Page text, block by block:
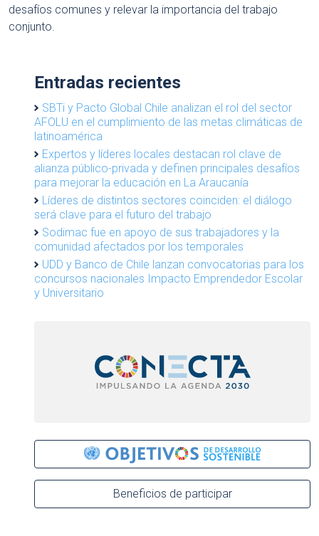
desafíos comunes y relevar la importancia del trabajo
conjunto.
Entradas recientes
SBTi y Pacto Global Chile analizan el rol del sector
AFOLU en el cumplimiento de las metas climáticas de
latinoamérica
Expertos y líderes locales destacan rol clave de
alianza público-privada y definen principales desafíos
para mejorar la educación en La Araucanía
Líderes de distintos sectores coinciden: el diálogo
será clave para el futuro del trabajo
Sodimac fue en apoyo de sus trabajadores y la
comunidad afectados por los temporales
UDD y Banco de Chile lanzan convocatorias para los
concursos nacionales Impacto Emprendedor Escolar
y Universitario
Beneficios de participar